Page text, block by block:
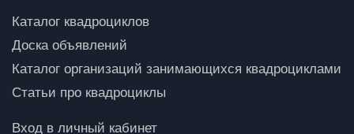
Каталог квадроциклов
Доска объявлений
Каталог организаций занимающихся квадроциклами
Статьи про квадроциклы
Вход в личный кабинет